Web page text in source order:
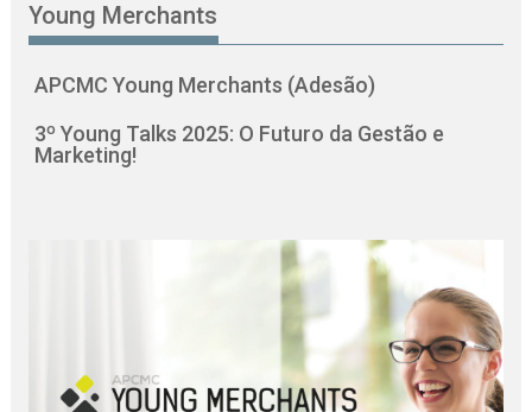
Young Merchants
APCMC Young Merchants (Adesão)
3º Young Talks 2025: O Futuro da Gestão e
Marketing!